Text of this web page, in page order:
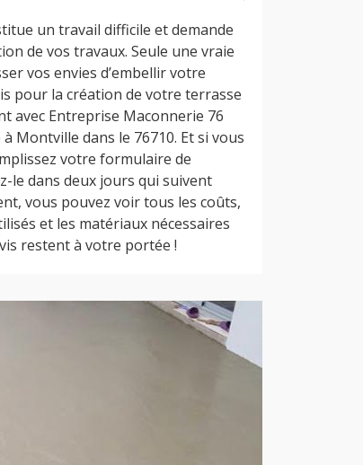
un travail difficile et demande
de vos travaux. Seule une vraie
vos envies d’embellir votre
pour la création de votre terrasse
avec Entreprise Maconnerie 76
Montville dans le 76710. Et si vous
votre formulaire de
le dans deux jours qui suivent
vous pouvez voir tous les coûts,
et les matériaux nécessaires
restent à votre portée !